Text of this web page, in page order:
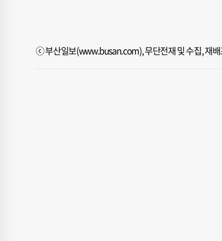
ⓒ 부산일보(www.busan.com), 무단전재 및 수집, 재